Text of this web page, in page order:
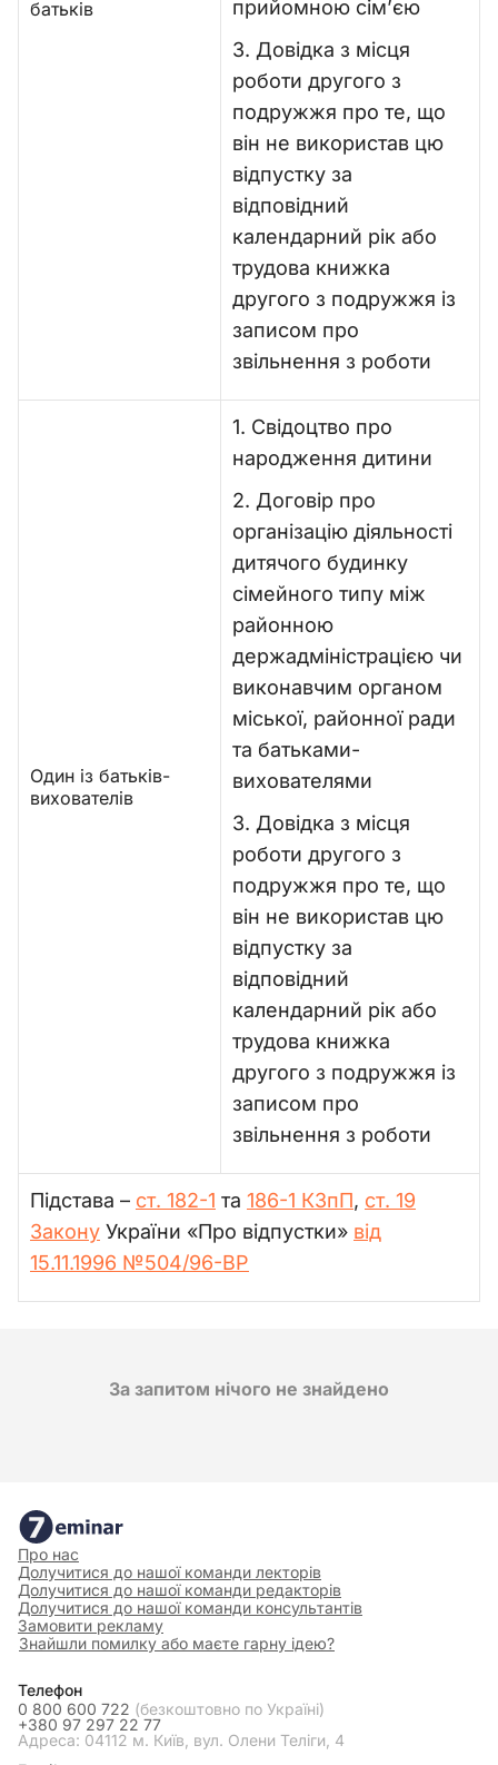
батьків
прийомною сім’єю
3. Довідка з місця
роботи другого з
подружжя про те, що
він не використав цю
відпустку за
відповідний
календарний рік або
трудова книжка
другого з подружжя із
записом про
звільнення з роботи
Один із батьків-
вихователів
1. Свідоцтво про
народження дитини
2. Договір про
організацію діяльності
дитячого будинку
сімейного типу між
районною
держадміністрацією чи
виконавчим органом
міської, районної ради
та батьками-
вихователями
3. Довідка з місця
роботи другого з
подружжя про те, що
він не використав цю
відпустку за
відповідний
календарний рік або
трудова книжка
другого з подружжя із
записом про
звільнення з роботи
Підстава – ст. 182-1 та 186-1 КЗпП, ст. 19
Закону України «Про відпустки» від
15.11.1996 №504/96-ВР
За запитом нічого не знайдено
Про нас
Долучитися до нашої команди лекторів
Долучитися до нашої команди редакторів
Долучитися до нашої команди консультантів
Замовити рекламу
Знайшли помилку або маєте гарну ідею?
Телефон
0 800 600 722 (безкоштовно по Україні)
+380 97 297 22 77
Адреса: 04112 м. Київ, вул. Олени Теліги, 4